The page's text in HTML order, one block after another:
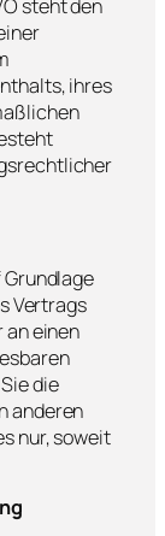
steht den
ihres
Grundlage
Vertrags
einen
die
anderen
nur, soweit